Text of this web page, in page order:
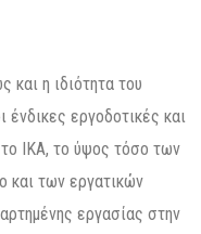
η ιδιότητα του
ένδικες εργοδοτικές και
ΙΚΑ, το ύψος τόσο των
και των εργατικών
εργασίας στην